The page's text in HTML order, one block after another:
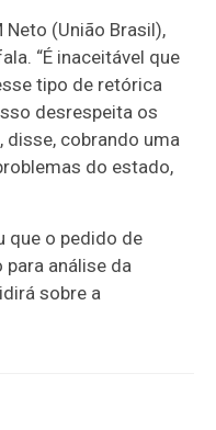
Neto (União Brasil),
“É inaceitável que
tipo de retórica
desrespeita os
disse, cobrando uma
do estado,
que o pedido de
análise da
sobre a